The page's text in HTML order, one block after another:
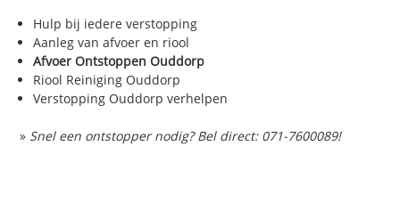
Hulp bij iedere verstopping
Aanleg van afvoer en riool
Afvoer Ontstoppen Ouddorp
Riool Reiniging Ouddorp
Verstopping Ouddorp verhelpen
» Snel een ontstopper nodig? Bel direct: 071-7600089!